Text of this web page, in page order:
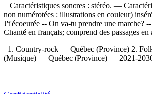
Caractéristiques sonores : stéréo. —
non numérotées : illustrations en couleur)
J't'écoeurée -- On va-tu prendre une marche?
Chanté en français; comprend des passages
1. Country-rock — Québec (Province) 2.
(Musique) — Québec (Province) — 2021-